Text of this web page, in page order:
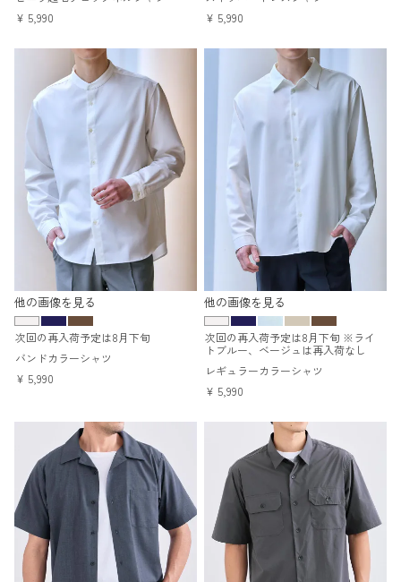
¥ 5,990
¥ 5,990
他の画像を見る
次回の再入荷予定は8月下旬
バンドカラーシャツ
¥ 5,990
他の画像を見る
次回の再入荷予定は8月下旬 ※ライ
トブルー、ベージュは再入荷なし
レギュラーカラーシャツ
¥ 5,990